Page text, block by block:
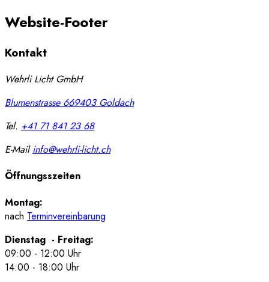
Website-Footer
Kontakt
Wehrli Licht GmbH
Blumenstrasse 669403 Goldach
Tel. +41 71 841 23 68
E-Mailinfo@wehrli-licht.ch
Öffnungsszeiten
Montag:
nach Terminvereinbarung
Dienstag - Freitag:
09:00 - 12:00 Uhr
14:00 - 18:00 Uhr